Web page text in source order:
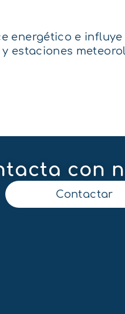
energético e
estaciones
con
Contactar